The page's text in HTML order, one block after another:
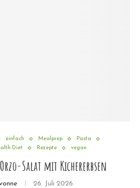
einfach Mealprep
Pasta
Diet
Rezepte vegan
Salat mit Kichererbsen
26. Juli 2026